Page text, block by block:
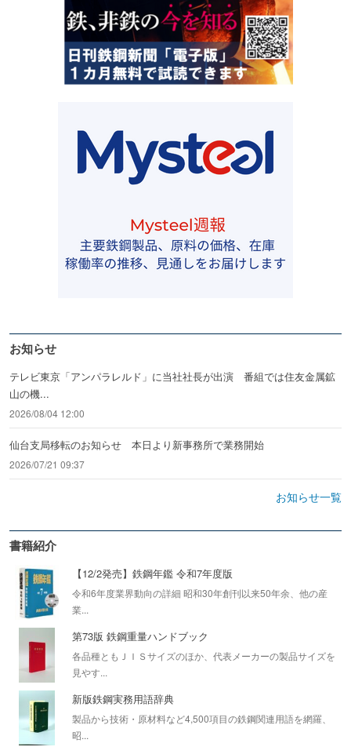
お知らせ
テレビ東京「アンパラレルド」に当社社長が出演 番組では住友金属鉱
山の機...
2026/08/04 12:00
仙台支局移転のお知らせ 本日より新事務所で業務開始
2026/07/21 09:37
お知らせ一覧
書籍紹介
【12/2発売】鉄鋼年鑑 令和7年度版
令和6年度業界動向の詳細 昭和30年創刊以来50年余、他の産
業...
第73版 鉄鋼重量ハンドブック
各品種ともＪＩＳサイズのほか、代表メーカーの製品サイズを
見やす...
新版鉄鋼実務用語辞典
製品から技術・原材料など4,500項目の鉄鋼関連用語を網羅、
昭...